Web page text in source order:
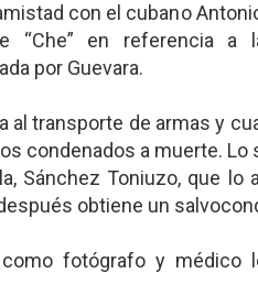
con el cubano
“Che” en referencia a
por Guevara.
al transporte de armas y
condenados a muerte. Lo
Sánchez Toniuzo, que lo
obtiene un
fotógrafo y médico